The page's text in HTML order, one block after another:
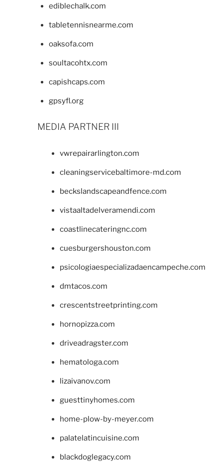
ediblechalk.com
tabletennisnearme.com
oaksofa.com
soultacohtx.com
capishcaps.com
gpsyfl.org
MEDIA PARTNER III
vwrepairarlington.com
cleaningservicebaltimore-md.com
beckslandscapeandfence.com
vistaaltadelveramendi.com
coastlinecateringnc.com
cuesburgershouston.com
psicologiaespecializadaencampeche.com
dmtacos.com
crescentstreetprinting.com
hornopizza.com
driveadragster.com
hematologa.com
lizaivanov.com
guesttinyhomes.com
home-plow-by-meyer.com
palatelatincuisine.com
blackdoglegacy.com